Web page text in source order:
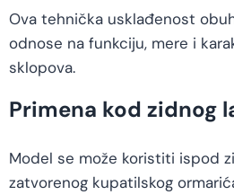
Ova tehnička usklađenost
odnose na funkciju, mere i
sklopova.
Primena kod zidnog
Model se može koristiti ispod
zatvorenog kupatilskog